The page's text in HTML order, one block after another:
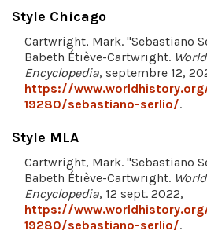
Style Chicago
Cartwright, Mark. "Sebastiano
Babeth Étiève-Cartwright.
Encyclopedia, septembre 12,
https://
19280/sebastiano-serlio/.
Style MLA
Cartwright, Mark. "Sebastiano
Babeth Étiève-Cartwright.
Encyclopedia, 12 sept. 2022,
https://
19280/sebastiano-serlio/.